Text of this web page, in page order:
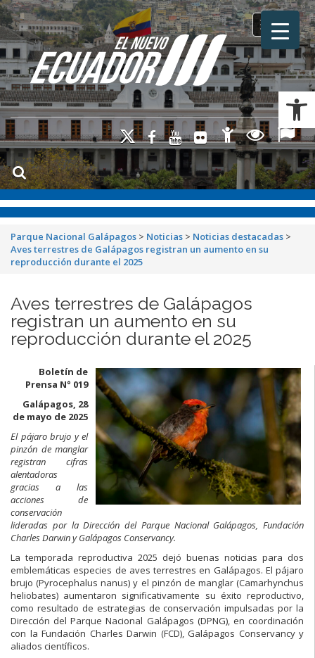
Toggle
Parque Nacional Galápagos > Noticias > Noticias destacadas >
Aves terrestres de Galápagos registran un aumento en su
reproducción durante el 2025
Aves terrestres de Galápagos
registran un aumento en su
reproducción durante el 2025
Boletín de
Prensa N° 019
Galápagos, 28
de mayo de 2025
El pájaro brujo y el
pinzón de manglar
registran cifras
alentadoras
gracias a las
acciones de
conservación
lideradas por la Dirección del Parque Nacional Galápagos, Fundación
Charles Darwin y Galápagos Conservancy.
La temporada reproductiva 2025 dejó buenas noticias para dos
emblemáticas especies de aves terrestres en Galápagos. El pájaro
brujo (Pyrocephalus nanus) y el pinzón de manglar (Camarhynchus
heliobates) aumentaron significativamente su éxito reproductivo,
como resultado de estrategias de conservación impulsadas por la
Dirección del Parque Nacional Galápagos (DPNG), en coordinación
con la Fundación Charles Darwin (FCD), Galápagos Conservancy y
aliados científicos.